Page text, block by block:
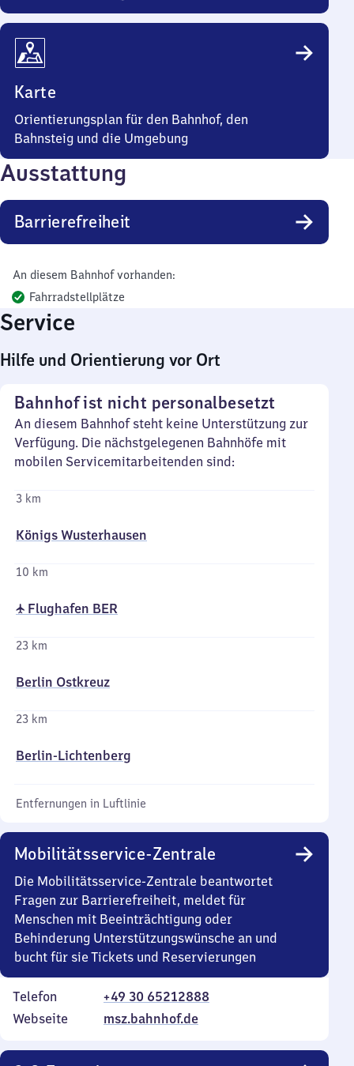
Karte
Orientierungsplan für den Bahnhof, den
Bahnsteig und die Umgebung
Ausstattung
Barrierefreiheit
An diesem Bahnhof vorhanden:
Fahrradstellplätze
Service
Hilfe und Orientierung vor Ort
Bahnhof ist nicht personalbesetzt
An diesem Bahnhof steht keine Unterstützung zur
Verfügung. Die nächstgelegenen Bahnhöfe mit
mobilen Servicemitarbeitenden sind:
3 km
Königs Wusterhausen
10 km
✈ Flughafen BER
23 km
Berlin Ostkreuz
23 km
Berlin-Lichtenberg
Entfernungen in Luftlinie
Mobilitätsservice-Zentrale
Die Mobilitätsservice-Zentrale beantwortet
Fragen zur Barrierefreiheit, meldet für
Menschen mit Beeinträchtigung oder
Behinderung Unterstützungswünsche an und
bucht für sie Tickets und Reservierungen
Telefon
+49 30 65212888
Webseite
msz.bahnhof.de